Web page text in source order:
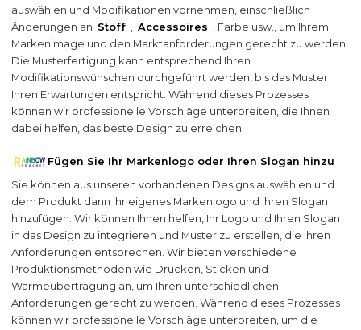
auswählen und Modifikationen vornehmen, einschließlich
Änderungen an Stoff Accessoires
, Farbe usw., um Ihrem
Markenimage und den Marktanforderungen gerecht zu werden.
Die Musterfertigung kann entsprechend Ihren
Modifikationswünschen durchgeführt werden, bis das Muster
Ihren Erwartungen entspricht. Während dieses Prozesses
können wir professionelle Vorschläge unterbreiten, die Ihnen
dabei helfen, das beste Design zu erreichen
Fügen Sie Ihr Markenlogo oder Ihren Slogan hinzu
Sie können aus unseren vorhandenen Designs auswählen und
dem Produkt dann Ihr eigenes Markenlogo und Ihren Slogan
hinzufügen. Wir können Ihnen helfen, Ihr Logo und Ihren Slogan
in das Design zu integrieren und Muster zu erstellen, die Ihren
Anforderungen entsprechen. Wir bieten verschiedene
Produktionsmethoden wie Drucken, Sticken und
Wärmeübertragung an, um Ihren unterschiedlichen
Anforderungen gerecht zu werden. Während dieses Prozesses
können wir professionelle Vorschläge unterbreiten, um die